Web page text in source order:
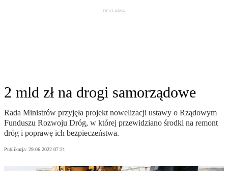
2 mld zł na drogi samorządowe
Rada Ministrów przyjęła projekt nowelizacji ustawy o Rządowym
Funduszu Rozwoju Dróg, w której przewidziano środki na remont
dróg i poprawę ich bezpieczeństwa.
Publikacja: 29.06.2022 07:21